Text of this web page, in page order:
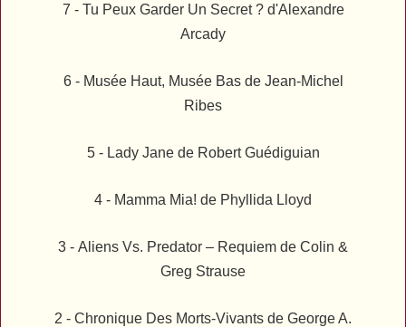
7 - Tu Peux Garder Un Secret ?d'Alexandre
Arcady
6 - Musée Haut, Musée Basde Jean-Michel
Ribes
5 - Lady Janede Robert Guédiguian
4 - Mamma Mia! de Phyllida Lloyd
3 - Aliens Vs. Predator – Requiem de Colin &
Greg Strause
2 - Chronique Des Morts-Vivants de George A.